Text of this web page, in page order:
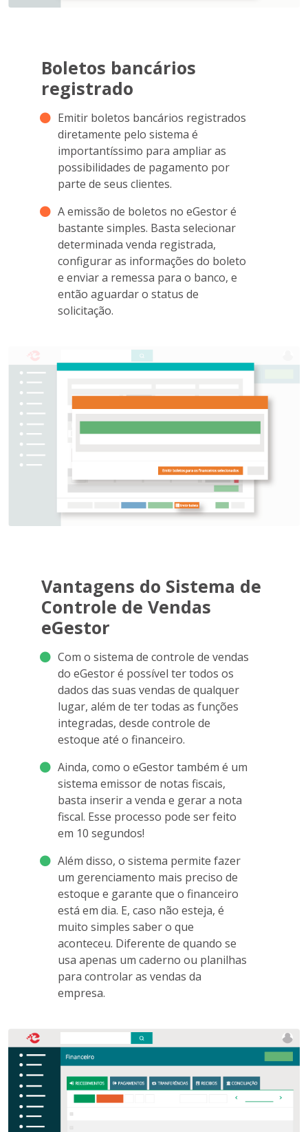
Boletos bancários
registrado
Emitir boletos bancários registrados
diretamente pelo sistema é
importantíssimo para ampliar as
possibilidades de pagamento por
parte de seus clientes.
A emissão de boletos no eGestor é
bastante simples. Basta selecionar
determinada venda registrada,
configurar as informações do boleto
e enviar a remessa para o banco, e
então aguardar o status de
solicitação.
Vantagens do Sistema de
Controle de Vendas
eGestor
Com o sistema de controle de vendas
do eGestor é possível ter todos os
dados das suas vendas de qualquer
lugar, além de ter todas as funções
integradas, desde controle de
estoque até o financeiro.
Ainda, como o eGestor também é um
sistema emissor de notas fiscais,
basta inserir a venda e gerar a nota
fiscal. Esse processo pode ser feito
em 10 segundos!
Além disso, o sistema permite fazer
um gerenciamento mais preciso de
estoque e garante que o financeiro
está em dia. E, caso não esteja, é
muito simples saber o que
aconteceu. Diferente de quando se
usa apenas um caderno ou planilhas
para controlar as vendas da
empresa.